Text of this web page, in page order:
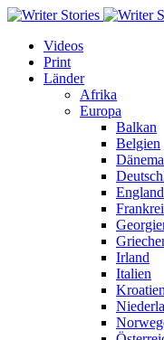
Videos
Print
Länder
Afrika
Europa
Balkan
Belgien
England
Irland
Italien
Kroatien